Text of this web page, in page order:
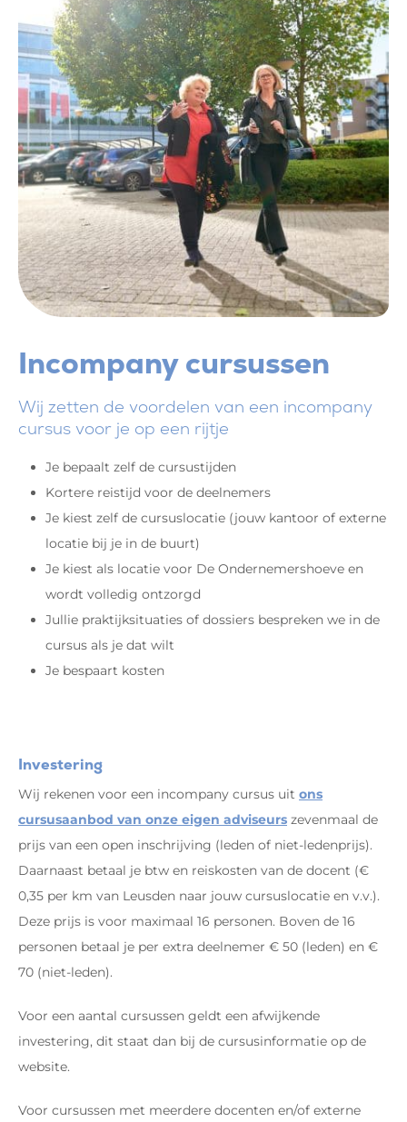
Incompany cursussen
Wij zetten de voordelen van een incompany
cursus voor je op een rijtje
Je bepaalt zelf de cursustijden
Kortere reistijd voor de deelnemers
Je kiest zelf de cursuslocatie (jouw kantoor of externe
locatie bij je in de buurt)
Je kiest als locatie voor De Ondernemershoeve en
wordt volledig ontzorgd
Jullie praktijksituaties of dossiers bespreken we in de
cursus als je dat wilt
Je bespaart kosten
Investering
Wij rekenen voor een incompany cursus uit ons
cursusaanbod van onze eigen adviseurs zevenmaal de
prijs van een open inschrijving (leden of niet-ledenprijs).
Daarnaast betaal je btw en reiskosten van de docent (€
0,35 per km van Leusden naar jouw cursuslocatie en v.v.).
Deze prijs is voor maximaal 16 personen. Boven de 16
personen betaal je per extra deelnemer € 50 (leden) en €
70 (niet-leden).
Voor een aantal cursussen geldt een afwijkende
investering, dit staat dan bij de cursusinformatie op de
website.
Voor cursussen met meerdere docenten en/of externe